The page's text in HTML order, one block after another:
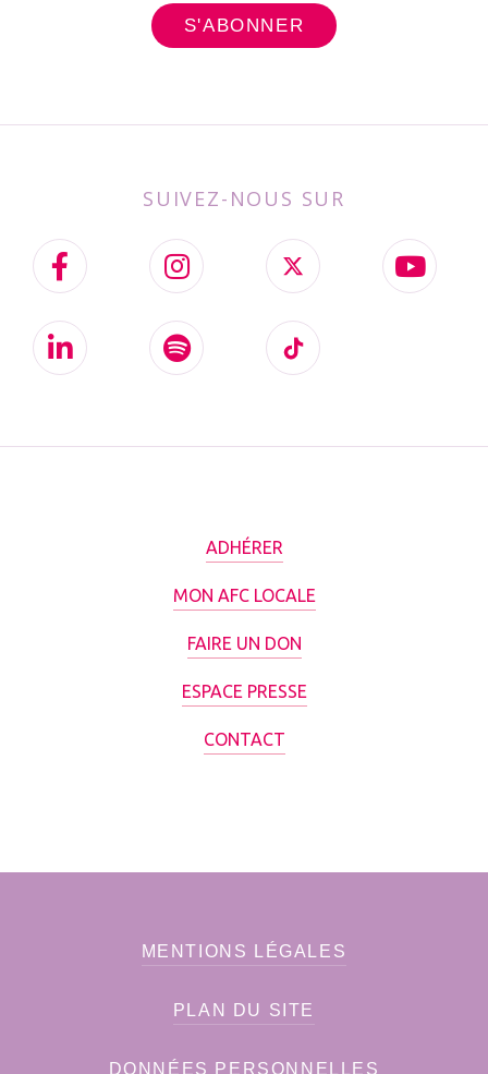
SUIVEZ-NOUS SUR
ADHÉRER
MON AFC LOCALE
FAIRE UN DON
ESPACE PRESSE
CONTACT
MENTIONS LÉGALES
PLAN DU SITE
DONNÉES PERSONNELLES